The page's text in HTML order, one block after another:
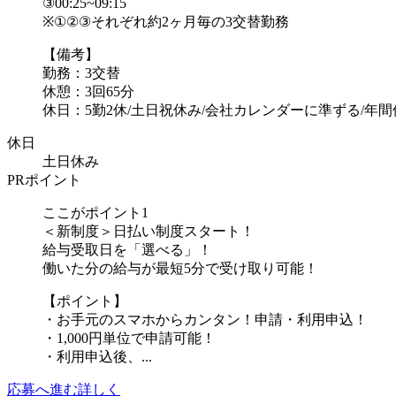
※①②③それぞれ約2ヶ月毎の3交替勤務
【備考】
勤務：3交替
休憩：3回65分
休日：5勤2休/土日祝休み/会社カレンダーに準ずる/年間
休日
土日休み
PRポイント
ここがポイント1
＜新制度＞日払い制度スタート！
給与受取日を「選べる」！
働いた分の給与が最短5分で受け取り可能！
【ポイント】
・お手元のスマホからカンタン！申請・利用申込！
・1,000円単位で申請可能！
・利用申込後、...
応募へ進む詳しく